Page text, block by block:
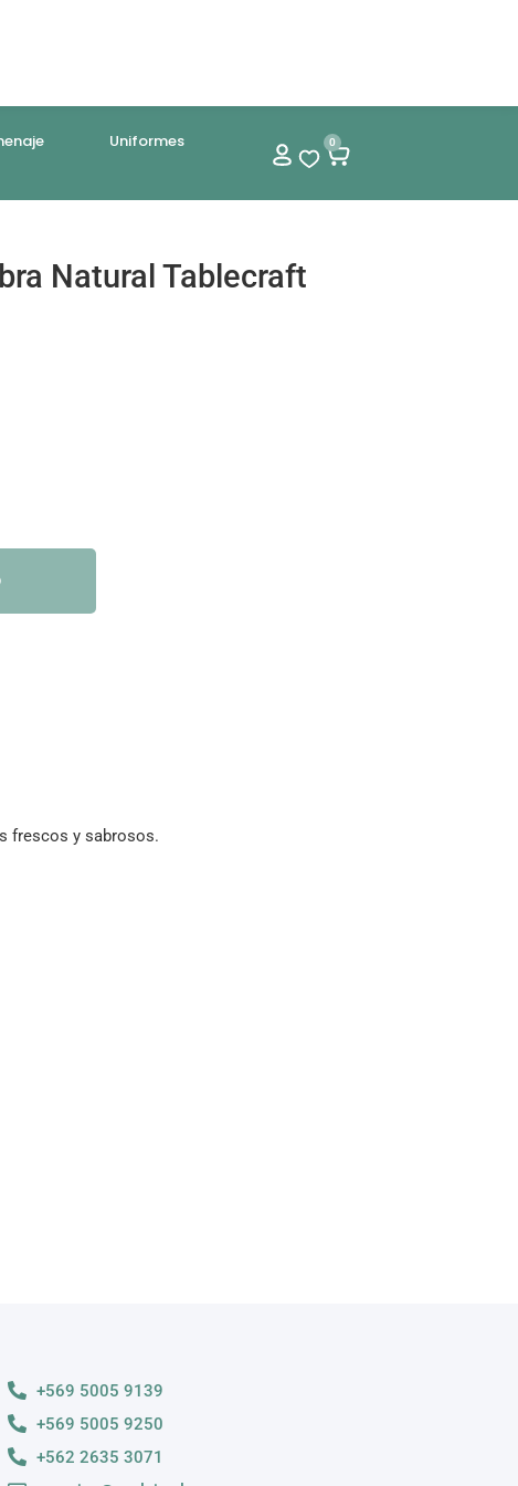
Uniformes
0
Natural Tablecraft
frescos y sabrosos.
+569 5005 9139
+569 5005 9250
+562 2635 3071